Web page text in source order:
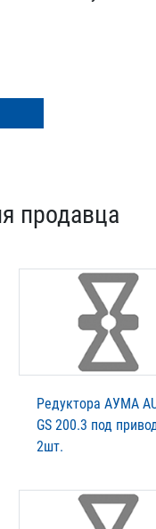
продавца
Редукторa АУМА
GS 200.3 под
2шт.